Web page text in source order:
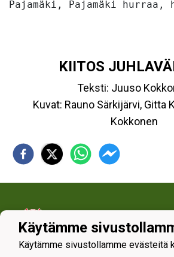
KIITOS
Teksti: Juuso
Kuvat: Rauno Särkijärvi, Gitta
Kokkonen
Käytämme
Käytämme sivustollamme evästeitä